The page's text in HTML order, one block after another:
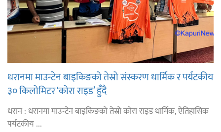
धरानमा माउन्टेन बाइकिङको तेस्रो संस्करण धार्मिक र पर्यटकीय
३० किलोमिटर ‘कोरा राइड’ हुँदै
धरान : धरानमा माउन्टेन बाइकिङको तेस्रो कोरा राइड धार्मिक, ऐतिहासिक
पर्यटकीय ...